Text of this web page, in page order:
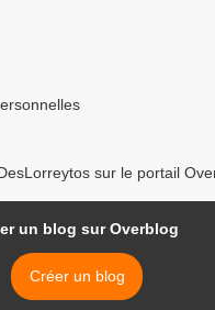
sur le portail
un blog sur Overblog
Créer un blog